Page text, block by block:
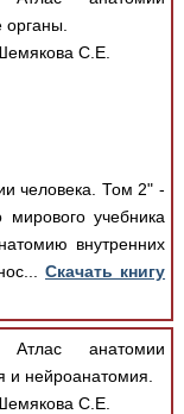
С.Е.
человека. Том 2" -
мирового учебника
внутренних
Скачать книгу
анатомии
и нейроанатомия.
С.Е.